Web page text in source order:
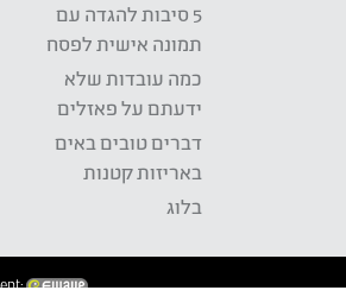
5 סיבות להגדה עם
תמונה אישית לפסח
כמה עובדות שלא
ידעתם על פאזלים
דברים טובים באים
באריזות קטנות
בלוג